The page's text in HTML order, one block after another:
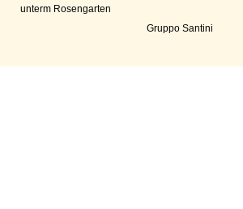
unterm Rosengarten
Gruppo Santini